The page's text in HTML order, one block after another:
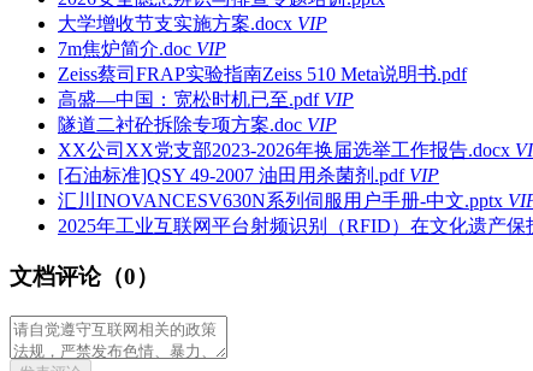
大学增收节支实施方案.docx VIP
7m焦炉简介.doc VIP
Zeiss蔡司FRAP实验指南Zeiss 510 Meta说明书.pdf
高盛—中国：宽松时机已至.pdf VIP
隧道二衬砼拆除专项方案.doc VIP
XX公司XX党支部2023-2026年换届选举工作报告.docx
[石油标准]QSY 49-2007 油田用杀菌剂.pdf VIP
汇川INOVANCESV630N系列伺服用户手册-中文.pptx
2025年工业互联网平台射频识别（RFID）在文化遗产
文档评论（0）